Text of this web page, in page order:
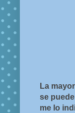
La
se
me lo